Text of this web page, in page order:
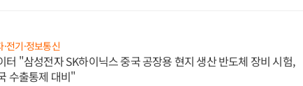
·전기·정보통신
터 "삼성전자 SK하이닉스 중국 공장용 현지 생산 반도체 장비 시험,
수출통제 대비"